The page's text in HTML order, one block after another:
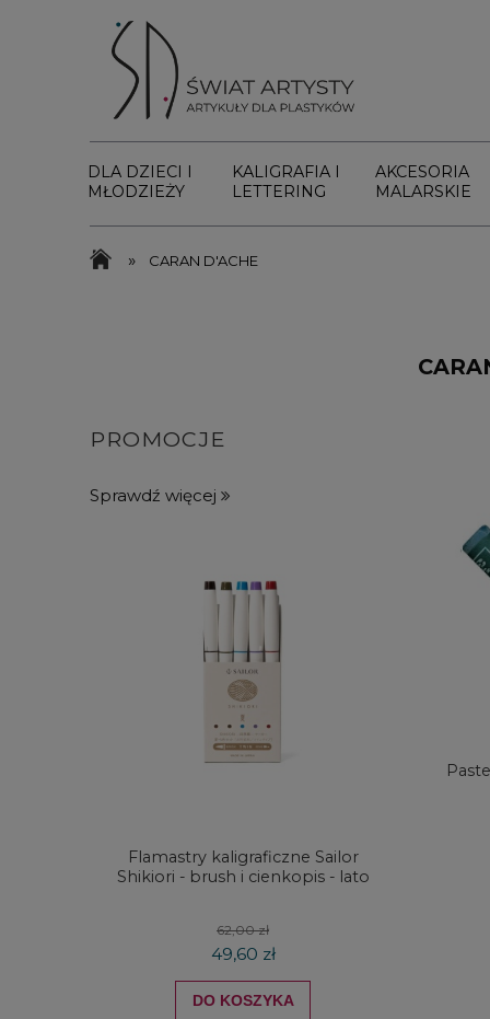
DLA DZIECI I
MŁODZIEŻY
KALIGRAFIA I
LETTERING
AKCESORIA
MALARSKIE
» CARAN D'ACHE
PROMOCJE
Sprawdź więcej
Flamastry kaligraficzne Sailor
Shikiori - brush i cienkopis - lato
62,00 zł
49,60 zł
DO KOSZYKA